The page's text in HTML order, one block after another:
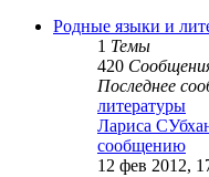
Родные языки и
1 Темы
420
Последнее
литературы
Лариса
сообщению
12 фев 2012,